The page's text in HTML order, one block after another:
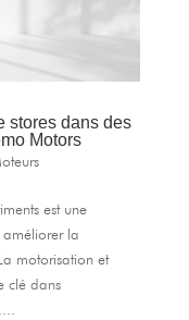
stores dans des
Motors
est une
la
motorisation et
clé dans